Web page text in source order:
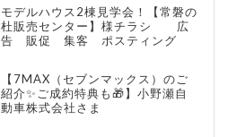
モデルハウス2棟見学会！【常磐の
杜販売センター】様チラシ 広
告 販促 集客 ポスティング
【7MAX（セブンマックス）のご
紹介✨ご成約特典も🎁】小野瀬自
動車株式会社さま